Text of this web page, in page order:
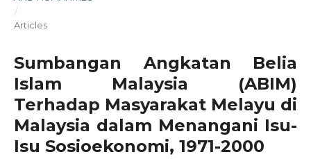
/
Articles
Sumbangan Angkatan Belia
Islam Malaysia (ABIM)
Terhadap Masyarakat Melayu di
Malaysia dalam Menangani Isu-
Isu Sosioekonomi, 1971-2000